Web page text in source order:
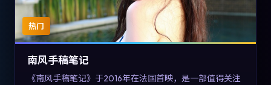
热门
南风手稿笔记
《南风手稿笔记》于2016年在法国首映，是一部值得关注